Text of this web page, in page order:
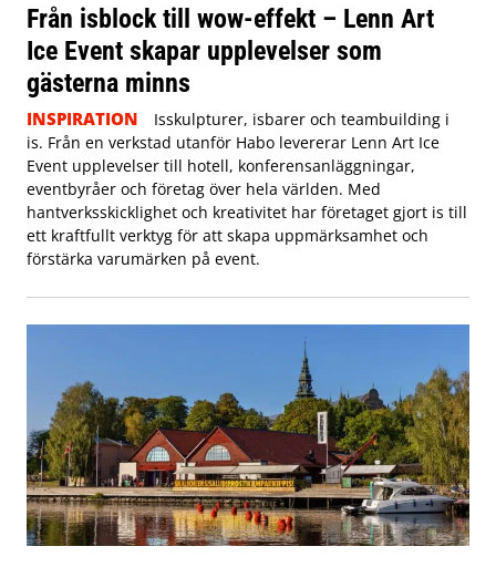
Från isblock till wow-effekt – Lenn Art
Ice Event skapar upplevelser som
gästerna minns
INSPIRATION
Isskulpturer, isbarer och teambuilding i
is. Från en verkstad utanför Habo levererar Lenn Art Ice
Event upplevelser till hotell, konferensanläggningar,
eventbyråer och företag över hela världen. Med
hantverksskicklighet och kreativitet har företaget gjort is till
ett kraftfullt verktyg för att skapa uppmärksamhet och
förstärka varumärken på event.